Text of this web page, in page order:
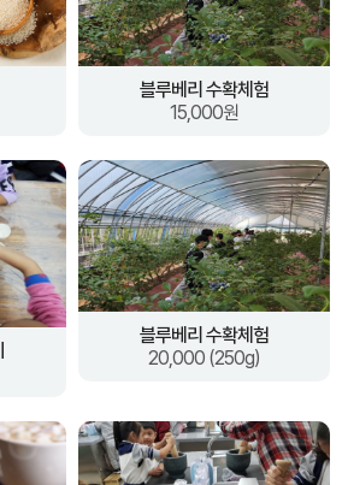
블루베리 수확체험
15,000원
블루베리 수확체험
20,000 (250g)